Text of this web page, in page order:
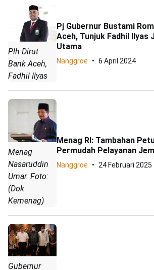
Plh Dirut
Bank Aceh,
Fadhil Ilyas
Pj Gubernur Bustami
Aceh, Tunjuk Fadhil Ilyas
Utama
Nanggroe 6 April 2024
Menag
Nasaruddin
Umar. Foto:
(Dok
Kemenag)
Menag RI: Tambahan
Permudah Pelayanan
Nanggroe 24 Februari 2025
Gubernur